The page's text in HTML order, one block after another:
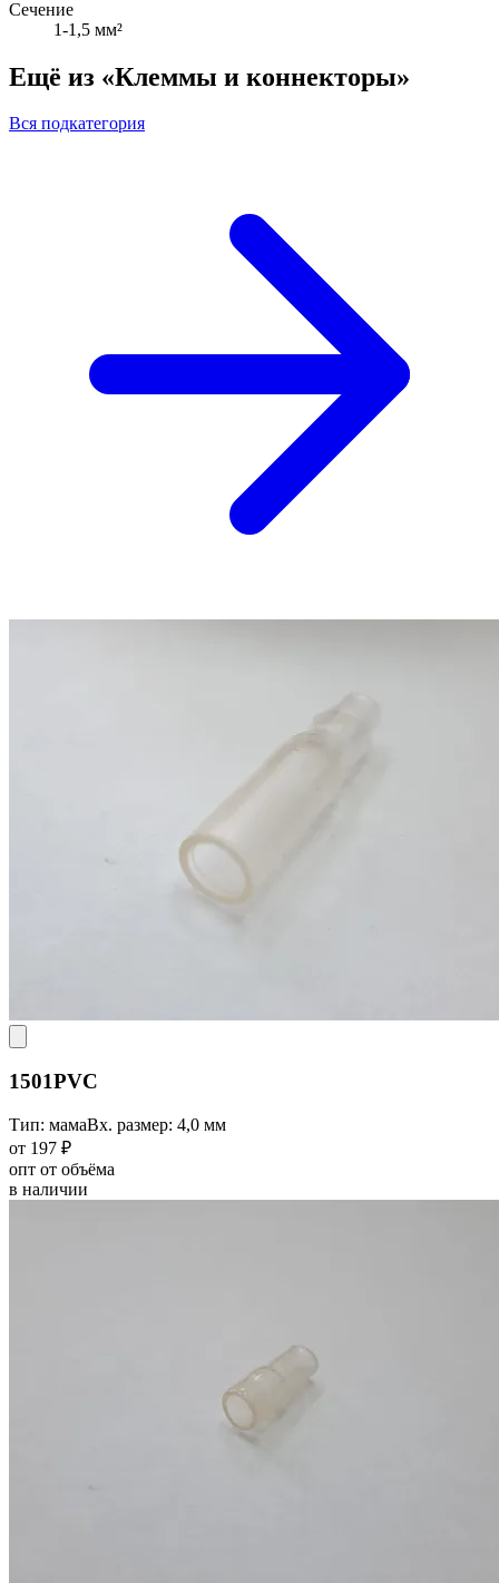
Сечение
1-1,5 мм²
Ещё из «Клеммы и коннекторы»
Вся подкатегория
1501PVC
Тип: мамаВх. размер: 4,0 мм
от 197 ₽
опт от объёма
в наличии